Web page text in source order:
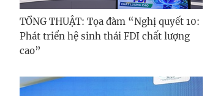
TỔNG THUẬT: Tọa đàm “Nghị quyết 10:
Phát triển hệ sinh thái FDI chất lượng
cao”